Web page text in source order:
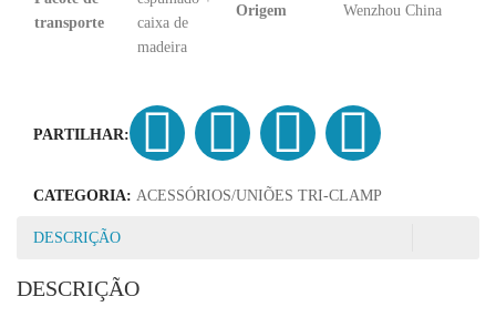
transporte
caixa de
madeira
Origem Wenzhou China
PARTILHAR:
CATEGORIA: ACESSÓRIOS/UNIÕES TRI-CLAMP
DESCRIÇÃO
DESCRIÇÃO